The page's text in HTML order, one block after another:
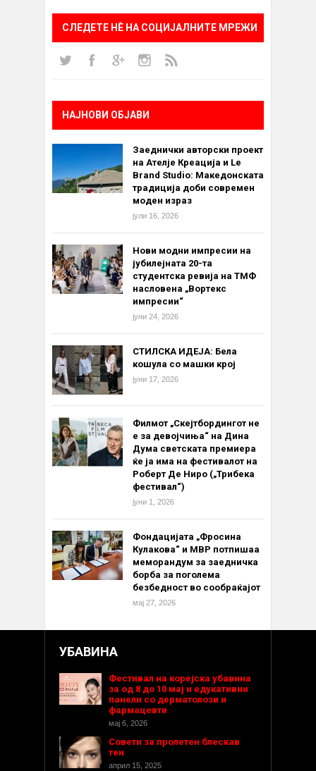
СЛЕДЕТЕ НÈ НА СОЦИЈАЛНИТЕ МРЕЖИ
НАЈНОВИ ОБЈАВИ
Заеднички авторски проект
на Ателје Креација и Le
Brand Studio: Македонската
традиција доби современ
моден израз
јули 16, 2026
Нови модни импресии на
јубилејната 20-та
студентска ревија на ТМФ
насловена „Вортекс
импресии“
јуни 24, 2026
СТИЛСКА ИДЕЈА: Бела
кошула со машки крој
јуни 17, 2026
Филмот „Скејтбордингот не
е за девојчиња“ на Дина
Дума светската премиера
ќе ја има на фестивалот на
Роберт Де Ниро („Трибека
фестивал“)
јуни 1, 2026
Фондацијата „Фросина
Кулакова“ и МВР потпишаа
меморандум за заедничка
борба за поголема
безбедност во сообраќајот
мај 27, 2026
УБАВИНА
Фестивал на корејска убавина
за од 8 до 10 мај и едукативни
панели со дерматолози и
фармацевти
мај 6, 2026
Совети за пролетен блескав
тен
април 15, 2025